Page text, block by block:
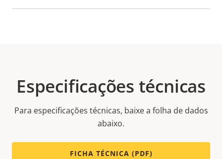
Especificações técnicas
Para especificações técnicas, baixe a folha de dados
abaixo.
FICHA TÉCNICA (PDF)